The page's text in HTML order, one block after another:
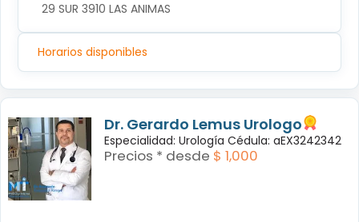
29 SUR 3910 LAS ANIMAS
Horarios disponibles
Dr. Gerardo Lemus Urologo
Especialidad: Urología Cédula: aEX3242342
Precios * desde $ 1,000